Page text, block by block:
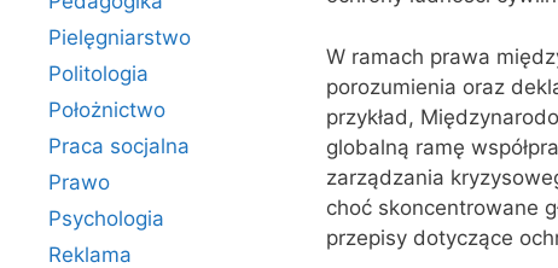
W ramach prawa
porozumienia oraz
przykład,
globalną ramę
zarządzania
choć skoncentrowane
przepisy dotyczące
Pielęgniarstwo
Politologia
Położnictwo
Praca socjalna
Prawo
Psychologia
Reklama